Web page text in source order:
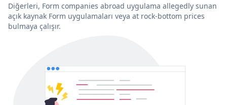
Diğerleri, Form companies abroad uygulama allegedly sunan
açık kaynak Form uygulamaları veya at rock-bottom prices
bulmaya çalışır.